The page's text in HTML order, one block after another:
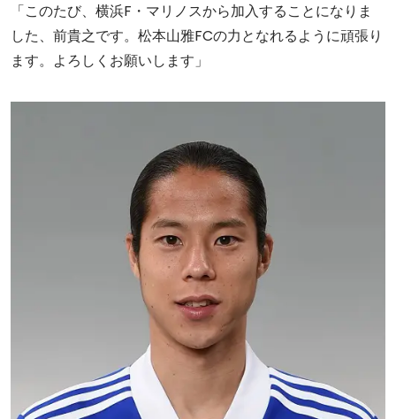
「このたび、横浜F・マリノスから加入することになりま
した、前貴之です。松本山雅FCの力となれるように頑張り
ます。よろしくお願いします」